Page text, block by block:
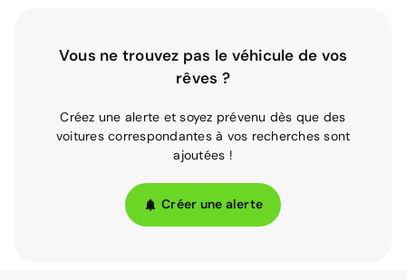
Vous ne trouvez pas le véhicule de vos
rêves ?
Créez une alerte et soyez prévenu dès que des
voitures correspondantes à vos recherches sont
ajoutées !
Créer une alerte